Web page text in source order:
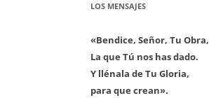
LOS MENSAJES
«Bendice, Señor, Tu Obra,
La que Tú nos has dado.
Y llénala de Tu Gloria,
para que crean».